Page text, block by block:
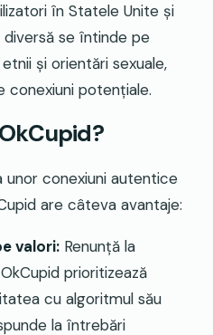
în Statele Unite și
diversă se întinde pe
și orientări sexuale,
conexiuni potențiale.
conexiuni autentice
are câteva avantaje:
valori: Renunță la
prioritizează
cu algoritmul său
la întrebări